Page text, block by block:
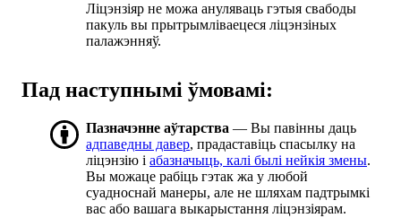
Ліцэнзіяр не можа ануляваць гэтыя свабоды
пакуль вы прытрымліваецеся ліцэнзіных
палажэнняў.
Пад наступнымі ўмовамі:
Пазначэнне аўтарства — Вы павінны даць
адпаведны давер, прадаставіць спасылку на
ліцэнзію і абазначыць, калі былі нейкія змены.
Вы можаце рабіць гэтак жа у любой
суадноснай манеры, але не шляхам падтрымкі
вас або вашага выкарыстання ліцэнзіярам.